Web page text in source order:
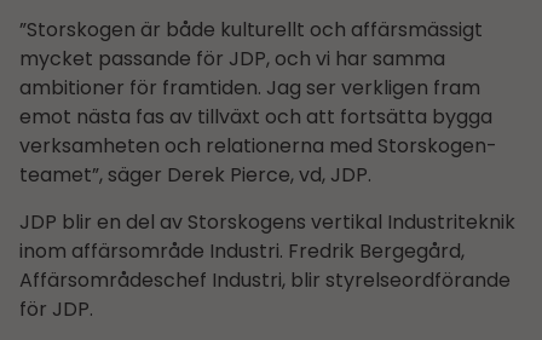
”Storskogen är både kulturellt och affärsmässigt
mycket passande för JDP, och vi har samma
ambitioner för framtiden. Jag ser verkligen fram
emot nästa fas av tillväxt och att fortsätta bygga
verksamheten och relationerna med Storskogen-
teamet”, säger Derek Pierce, vd, JDP.
JDP blir en del av Storskogens vertikal Industriteknik
inom affärsområde Industri. Fredrik Bergegård,
Affärsområdes­chef Industri, blir styrelseordförande
för JDP.